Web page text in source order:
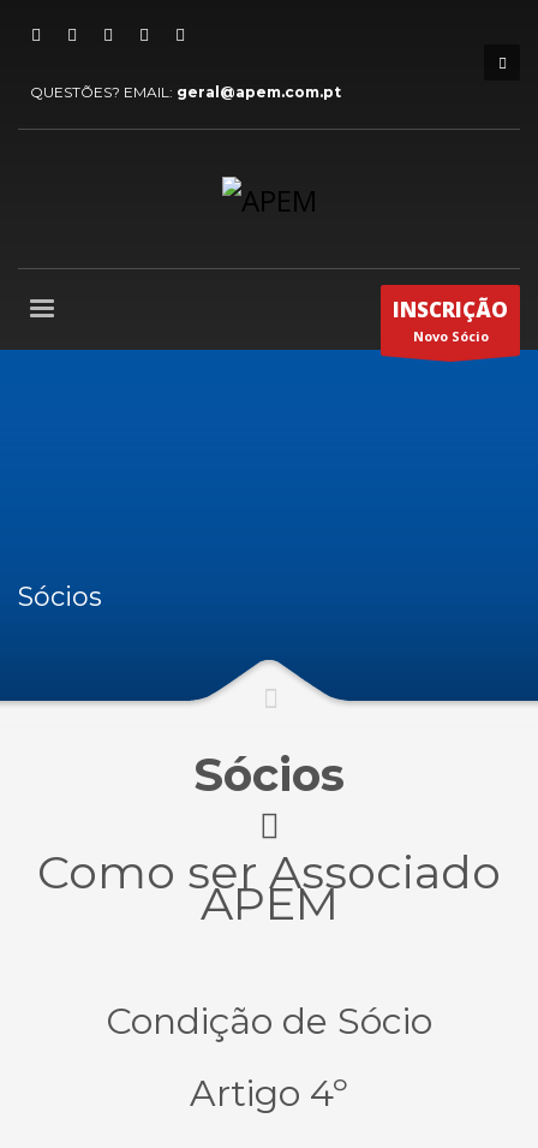
QUESTÕES? EMAIL: geral@apem.com.pt
INSCRIÇÃO
Novo Sócio
Sócios
Sócios
Como ser Associado
APEM
Condição de Sócio
Artigo 4º